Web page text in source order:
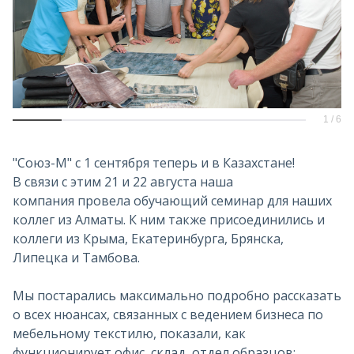
1 / 6
"Союз-М" с 1 сентября теперь и в Казахстане!
В связи с этим 21 и 22 августа наша
компания провела обучающий семинар для наших
коллег из Алматы. К ним также присоединились и
коллеги из Крыма, Екатеринбурга, Брянска,
Липецка и Тамбова.
Мы постарались максимально подробно рассказать
о всех нюансах, связанных с ведением бизнеса по
мебельному текстилю, показали, как